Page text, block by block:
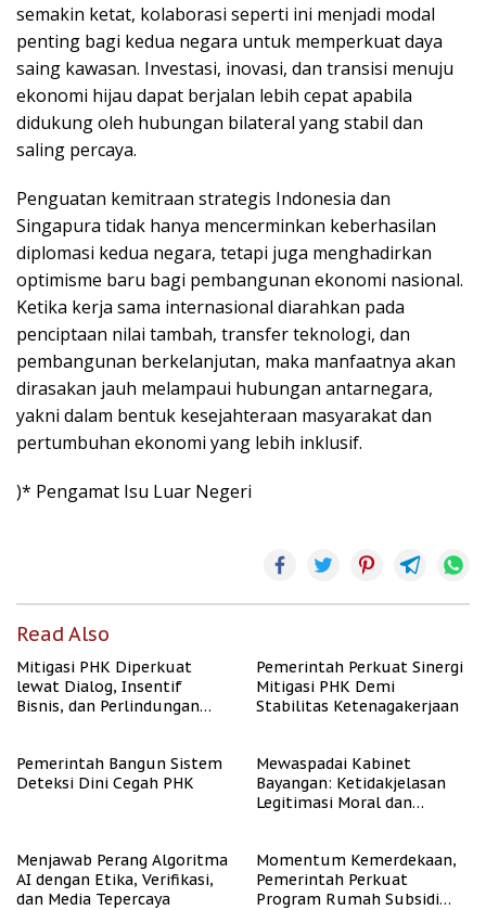
semakin ketat, kolaborasi seperti ini menjadi modal
penting bagi kedua negara untuk memperkuat daya
saing kawasan. Investasi, inovasi, dan transisi menuju
ekonomi hijau dapat berjalan lebih cepat apabila
didukung oleh hubungan bilateral yang stabil dan
saling percaya.
Penguatan kemitraan strategis Indonesia dan
Singapura tidak hanya mencerminkan keberhasilan
diplomasi kedua negara, tetapi juga menghadirkan
optimisme baru bagi pembangunan ekonomi nasional.
Ketika kerja sama internasional diarahkan pada
penciptaan nilai tambah, transfer teknologi, dan
pembangunan berkelanjutan, maka manfaatnya akan
dirasakan jauh melampaui hubungan antarnegara,
yakni dalam bentuk kesejahteraan masyarakat dan
pertumbuhan ekonomi yang lebih inklusif.
)* Pengamat Isu Luar Negeri
Read Also
Mitigasi PHK Diperkuat
lewat Dialog, Insentif
Bisnis, dan Perlindungan
Pemerintah Perkuat Sinergi
Mitigasi PHK Demi
Stabilitas Ketenagakerjaan
Pemerintah Bangun Sistem
Deteksi Dini Cegah PHK
Mewaspadai Kabinet
Bayangan: Ketidakjelasan
Legitimasi Moral dan
Menjawab Perang Algoritma
AI dengan Etika, Verifikasi,
dan Media Tepercaya
Momentum Kemerdekaan,
Pemerintah Perkuat
Program Rumah Subsidi